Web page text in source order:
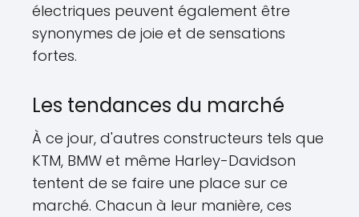
électriques peuvent également être
synonymes de joie et de sensations
fortes.
Les tendances du marché
À ce jour, d'autres constructeurs tels que
KTM, BMW et même Harley-Davidson
tentent de se faire une place sur ce
marché. Chacun à leur manière, ces